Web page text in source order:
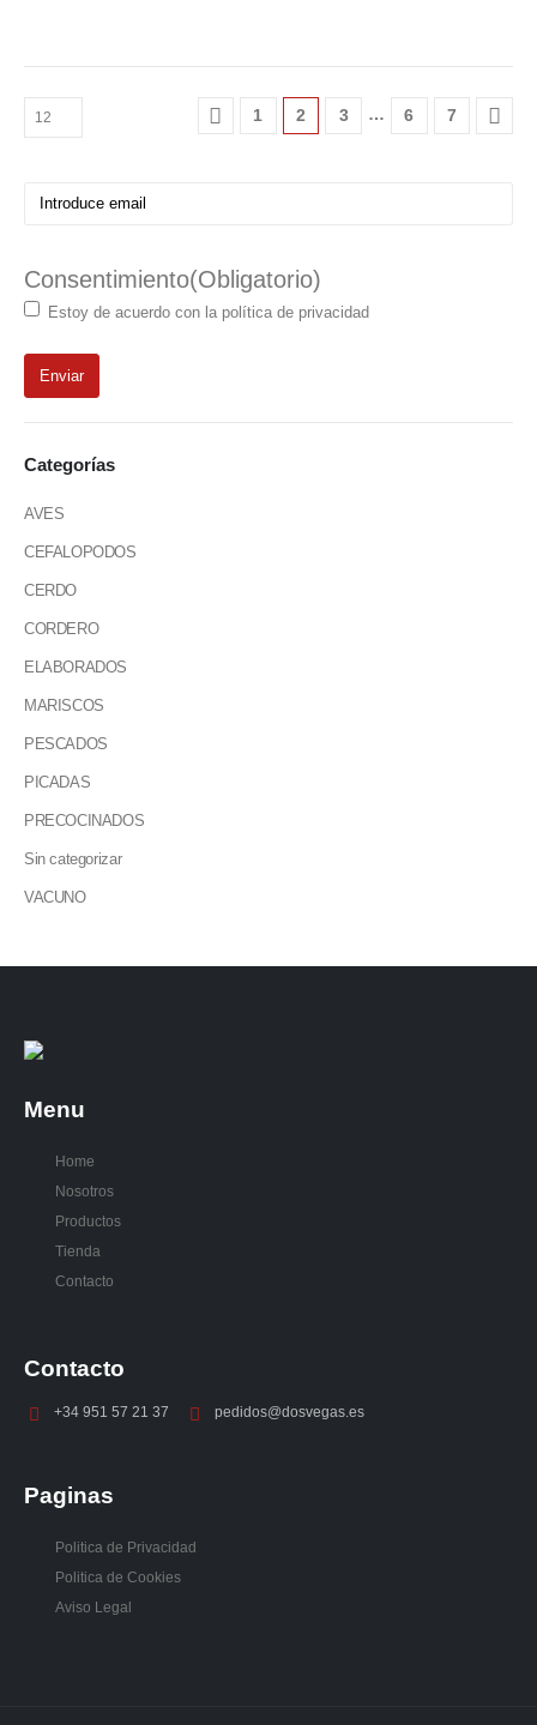
1 2 3 … 6 7
Consentimiento(Obligatorio)
Estoy de acuerdo con la política de privacidad
Categorías
AVES
CEFALOPODOS
CERDO
CORDERO
ELABORADOS
MARISCOS
PESCADOS
PICADAS
PRECOCINADOS
Sin categorizar
VACUNO
Menu
Home
Nosotros
Productos
Tienda
Contacto
Contacto
+34 951 57 21 37 pedidos@dosvegas.es
Paginas
Politica de Privacidad
Politica de Cookies
Aviso Legal